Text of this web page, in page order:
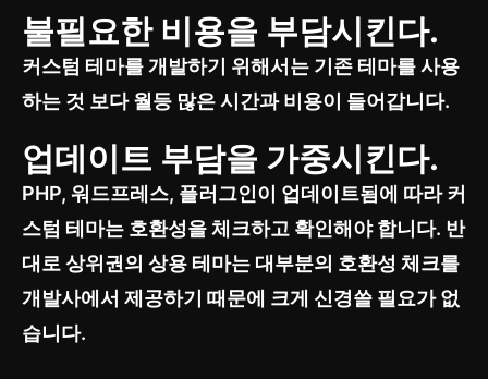
불필요한 비용을 부담시킨다.
커스텀 테마를 개발하기 위해서는 기존 테마를 사용
하는 것 보다 월등 많은 시간과 비용이 들어갑니다.
업데이트 부담을 가중시킨다.
PHP, 워드프레스, 플러그인이 업데이트됨에 따라 커
스텀 테마는 호환성을 체크하고 확인해야 합니다. 반
대로 상위권의 상용 테마는 대부분의 호환성 체크를
개발사에서 제공하기 때문에 크게 신경쓸 필요가 없
습니다.